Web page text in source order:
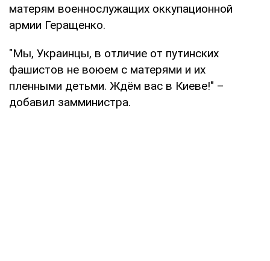
матерям военнослужащих оккупационной
армии Геращенко.
"Мы, Украинцы, в отличие от путинских
фашистов не воюем с матерями и их
пленными детьми. Ждём вас в Киеве!" –
добавил замминистра.